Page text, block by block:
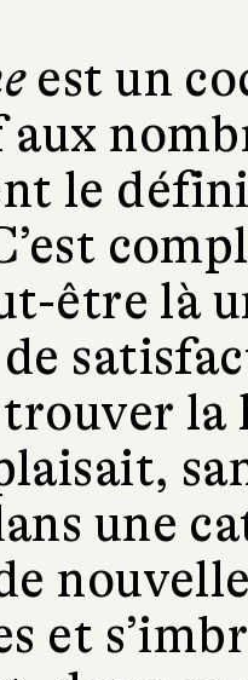
est un
aux
le
être là
trouver
une
et